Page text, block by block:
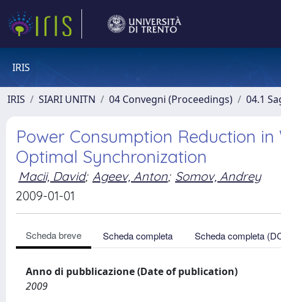
IRIS
IRIS SIARI UNITN 04 Convegni (Proceedings) 04.1
Power Consumption Reduction
Optimal Synchronization
Macii, David; Ageev, Anton; Somov, Andrey
2009-01-01
Scheda breve Scheda completa Scheda completa
Anno di pubblicazione (Date of publication)
2009